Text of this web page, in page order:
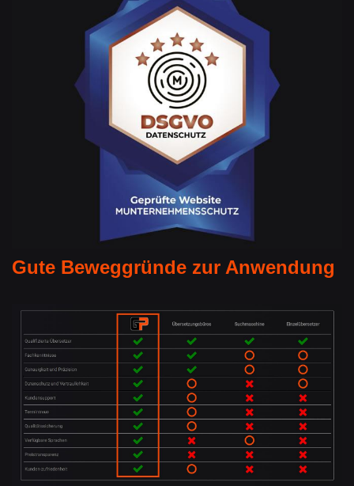
Gute Beweggründe zur Anwendung